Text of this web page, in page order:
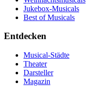
Jukebox-Musicals
Best of Musicals
Entdecken
Musical-Städte
Theater
Darsteller
Magazin